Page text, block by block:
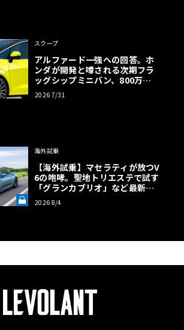
開
チェンジでは、搭載されるエンジン体系
にもさらにエンジンが載せ変わったグレ
年5月現在、1.5Lターボ、1.5Lターボ
ハイブリッド）、2Lターボ（プラグイン
V6ツインターボ、4L V8ツインター
ーゼルの７種を設定し、それに応じた数
は約3.2倍、価格差は約2.9倍もある。
スクープ
アルファード一強への回答。ホ
ンダが開発と噂される次期フラ
ッグシップミニバン、800万円
超の勝算【予想CG】
2026 7/31
海外試乗
【海外試乗】マセラティが放つV
6の咆哮。聖地トリエステで試す
「グランカブリオ」など最新ト
ロフェオ3台の官能評価《LE VO
LANT LAB》
2026 8/4